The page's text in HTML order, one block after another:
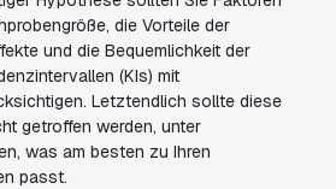
die Vorteile der
und die Bequemlichkeit der
(KIs) mit
Letztendlich sollte diese
getroffen werden, unter
was am besten zu Ihren
passt.